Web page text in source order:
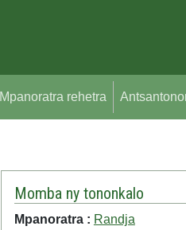
Mpanoratra rehetra
Momba ny tononkalo
Mpanoratra : Randja